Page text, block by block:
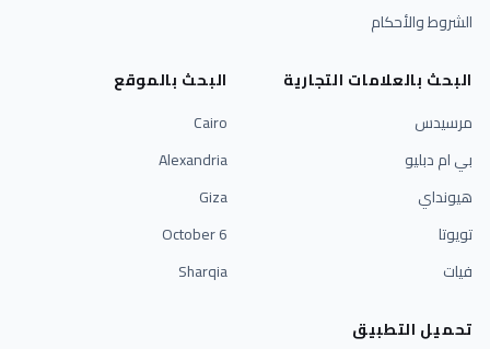
الشروط والأحكام
البحث بالعلامات التجارية
مرسيدس
بي ام دبليو
هيونداي
تويوتا
فيات
البحث بالموقع
Cairo
Alexandria
Giza
6 October
Sharqia
تحميل التطبيق